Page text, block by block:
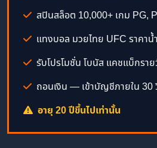
สปินสล็อต 10,000+ เกม PG,
แทงบอล มวยไทย UFC ราคาน้
รับโปรโมชั่น โบนัส แคชแบ็กรา
ถอนเงิน — เข้าบัญชีภายใน 30
อายุ 20 ปีขึ้นไปเท่านั้น